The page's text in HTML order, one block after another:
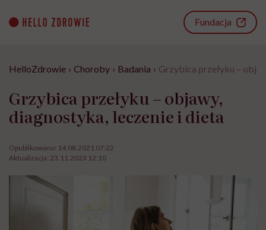
content
Fundacja
HelloZdrowie › Choroby › Badania › Grzybica przełyku –
Grzybica przełyku – objawy,
diagnostyka, leczenie i dieta
Opublikowano: 14.08.2021 07:22
Aktualizacja: 23.11.2023 12:10